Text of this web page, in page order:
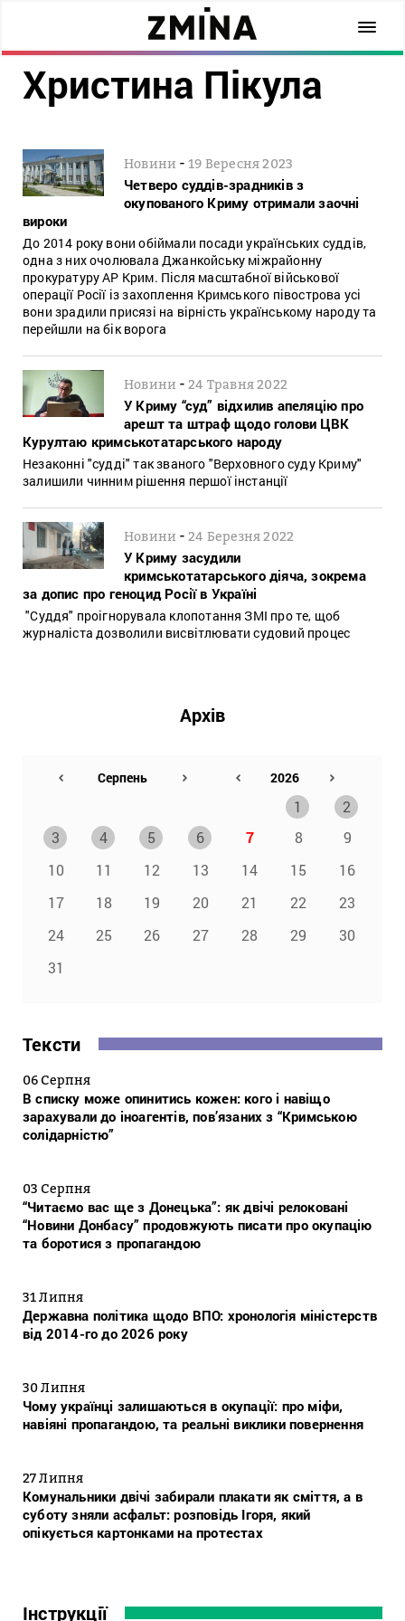
Христина Пікула
Новини -19 Вересня 2023
Четверо суддів-зрадників з
окупованого Криму отримали заочні
вироки
До 2014 року вони обіймали посади українських суддів,
одна з них очолювала Джанкойську міжрайонну
прокуратуру АР Крим. Після масштабної військової
операції Росії із захоплення Кримського півострова усі
вони зрадили присязі на вірність українському народу та
перейшли на бік ворога
Новини -24 Травня 2022
У Криму “суд” відхилив апеляцію про
арешт та штраф щодо голови ЦВК
Курултаю кримськотатарського народу
Незаконні "судді" так званого "Верховного суду Криму"
залишили чинним рішення першої інстанції
Новини -24 Березня 2022
У Криму засудили
кримськотатарського діяча, зокрема
за допис про геноцид Росії в Україні
"Суддя" проігнорувала клопотання ЗМІ про те, щоб
журналіста дозволили висвітлювати судовий процес
Архів
1
2
3
4 5 6 7 8
9
10
11 12 13 14 15
16
17
18 19 20 21 22
23
24
25 26 27 28 29
30
31
Тексти
06 Серпня
В списку може опинитись кожен: кого і навіщо
зарахували до іноагентів, пов’язаних з “Кримською
солідарністю”
03 Серпня
“Читаємо вас ще з Донецька”: як двічі релоковані
“Новини Донбасу” продовжують писати про окупацію
та боротися з пропагандою
31 Липня
Державна політика щодо ВПО: хронологія міністерств
від 2014-го до 2026 року
30 Липня
Чому українці залишаються в окупації: про міфи,
навіяні пропагандою, та реальні виклики повернення
27 Липня
Комунальники двічі забирали плакати як сміття, а в
суботу зняли асфальт: розповідь Ігоря, який
опікується картонками на протестах
Інструкції